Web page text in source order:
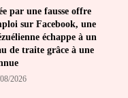
par une fausse offre
sur Facebook, une
échappe à un
de traite grâce à une
2026